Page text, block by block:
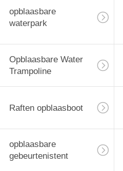
opblaasbare
waterpark
Opblaasbare Water
Trampoline
Raften opblaasboot
opblaasbare
gebeurtenistent